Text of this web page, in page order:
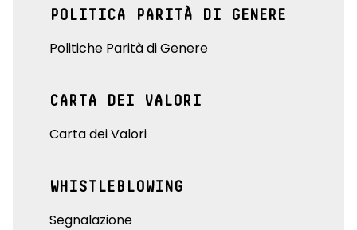
POLITICA PARITÀ DI GENERE
Politiche Parità di Genere
CARTA DEI VALORI
Carta dei Valori
WHISTLEBLOWING
Segnalazione